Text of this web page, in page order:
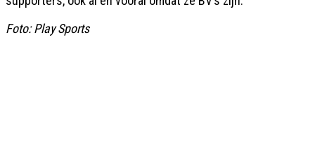
Foto: Play Sports